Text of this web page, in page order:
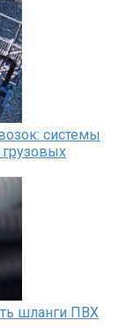
системы
грузовых
шланги ПВХ